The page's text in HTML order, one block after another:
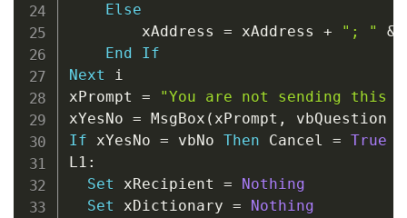
Else
        xAddress
= xAddress + "; " &
End
If
Next i
xPrompt =
"You are not sending this
xYesNo = MsgBox ( xPrompt , vbQuestion
If xYesNo = vbNo Then Cancel = True
L1 :
Set xRecipient =
Nothing
Set xDictionary =
Nothing